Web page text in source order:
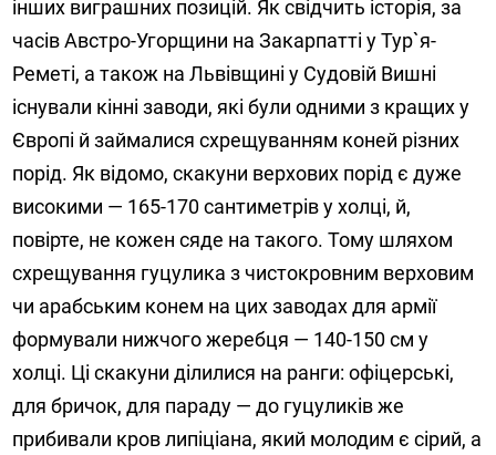
інших виграшних позицій. Як свідчить історія, за
часів Австро-Угорщини на Закарпатті у Тур`я-
Реметі, а також на Львівщині у Судовій Вишні
існували кінні заводи, які були одними з кращих у
Європі й займалися схрещуванням коней різних
порід. Як відомо, скакуни верхових порід є дуже
високими — 165-170 сантиметрів у холці, й,
повірте, не кожен сяде на такого. Тому шляхом
схрещування гуцулика з чистокровним верховим
чи арабським конем на цих заводах для армії
формували нижчого жеребця — 140-150 см у
холці. Ці скакуни ділилися на ранги: офіцерські,
для бричок, для параду — до гуцуликів же
прибивали кров липіціана, який молодим є сірий, а